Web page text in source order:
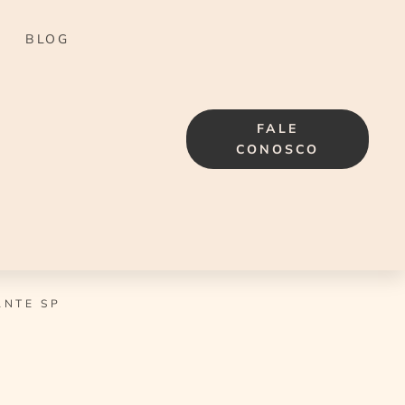
BLOG
FALE
CONOSCO
SP